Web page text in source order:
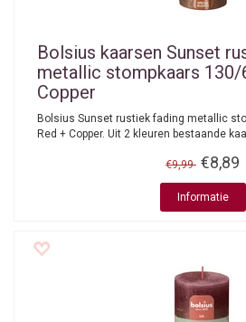
Bolsius kaarsen Sunset
metallic stompkaars 130/
Copper
Bolsius Sunset rustiek fading metallic
Red + Copper. Uit 2 kleuren bestaande
€9,99 €8,89
Informatie